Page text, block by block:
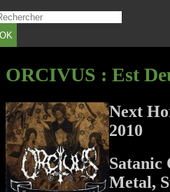
OK
ORCIVUS : Est
Next
2010
Satanic
Metal,